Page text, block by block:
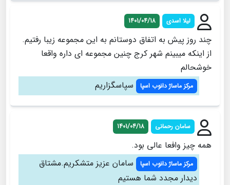
لیلا اسدی 1401/04/18
چند روز پیش به اتفاق دوستانم به این مجموعه زیبا رفتیم.
از اینکه میبینم شهر کرج چنین مجموعه ای داره واقعا
خوشحالم
مرکز ماساژ دانوب اسپا سپاسگزاریم
سامان رحمانی 1401/04/18
همه چیز وافعا عالی بود.
مرکز ماساژ دانوب اسپا
سامان عزیز متشکریم.مشتاق
دیدار مجدد شما هستیم